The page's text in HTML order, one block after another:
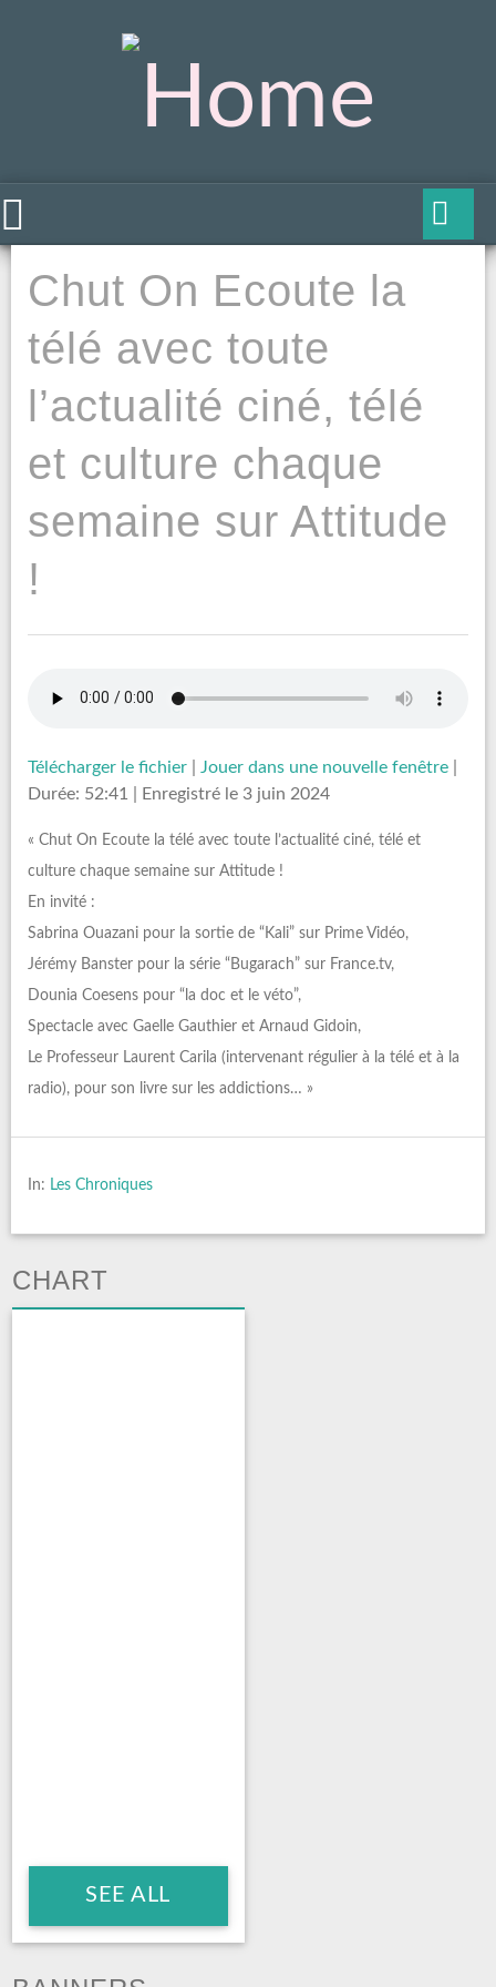
Chut On Ecoute la
télé avec toute
l’actualité ciné, télé
et culture chaque
semaine sur Attitude
!
Télécharger le fichier Jouer dans une nouvelle fenêtre
Durée: 52:41
Enregistré le 3 juin 2024
« Chut On Ecoute la télé avec toute l’actualité ciné, télé et
culture chaque semaine sur Attitude !
En invité :
Sabrina Ouazani pour la sortie de “Kali” sur Prime Vidéo,
Jérémy Banster pour la série “Bugarach” sur France.tv,
Dounia Coesens pour “la doc et le véto”,
Spectacle avec Gaelle Gauthier et Arnaud Gidoin,
Le Professeur Laurent Carila (intervenant régulier à la télé et à la
radio), pour son livre sur les addictions… »
In: Les Chroniques
CHART
SEE ALL